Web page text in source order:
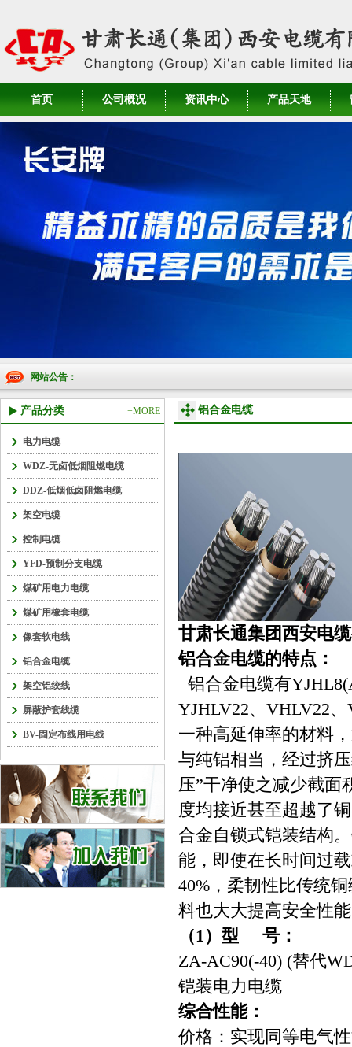
首页 公司概况 资讯中心 产品天地
网站公告：
+MORE
产品分类
电力电缆
WDZ-无卤低烟阻燃电缆
DDZ-低烟低卤阻燃电缆
架空电缆
控制电缆
YFD-预制分支电缆
煤矿用电力电缆
煤矿用橡套电缆
像套软电线
铝合金电缆
架空铝绞线
屏蔽护套线缆
BV-固定布线用电线
铝合金电缆
甘肃长通集团西安电
铝合金电缆的特点：
铝合金电缆有
YJHLV22、VHLV22
一种高延伸率的材料
与纯铝相当，经过挤
压”干净使之减少截面
度均接近甚至超越了
合金自锁式铠装结构
能，即使在长时间过
40%，柔韧性比传统
料也大大提高安全性
（1）型 号：
ZA-AC90(-40) (替代
铠装电力电缆
综合性能：
价格：实现同等电气